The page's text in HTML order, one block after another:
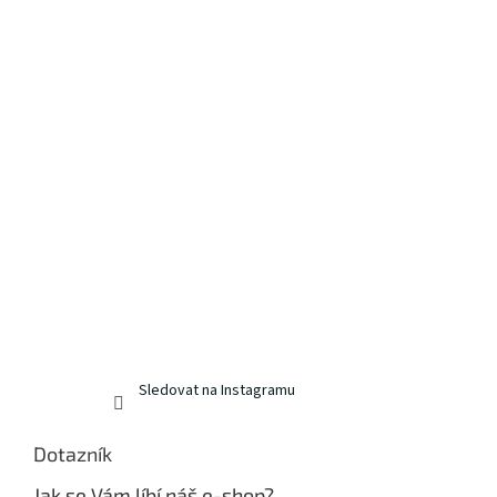
Sledovat na Instagramu
Dotazník